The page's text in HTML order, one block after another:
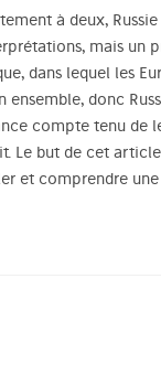
à deux,
mais un
dans lequel les
donc
compte tenu de
Le but de cet
et comprendre